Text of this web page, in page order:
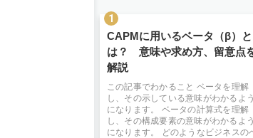
CAPMに用いるベータ（β）と
は？ 意味や求め方、留意点
解説
この記事でわかること ベータを理解
し、その示している意味がわかるよう
になります。 ベータの計算式を理解
し、その構成要素の意味がわかるよう
になります。 どのようなビジネスの